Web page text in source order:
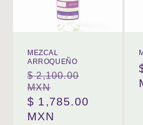
MEZCAL
ARROQUEÑO
Precio
habitual
$ 2,100.00
MXN
Precio
de
$ 1,785.00
MXN